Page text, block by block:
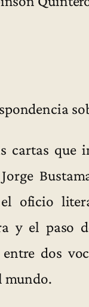
cartas que
el oficio
y el paso
dos
mundo.